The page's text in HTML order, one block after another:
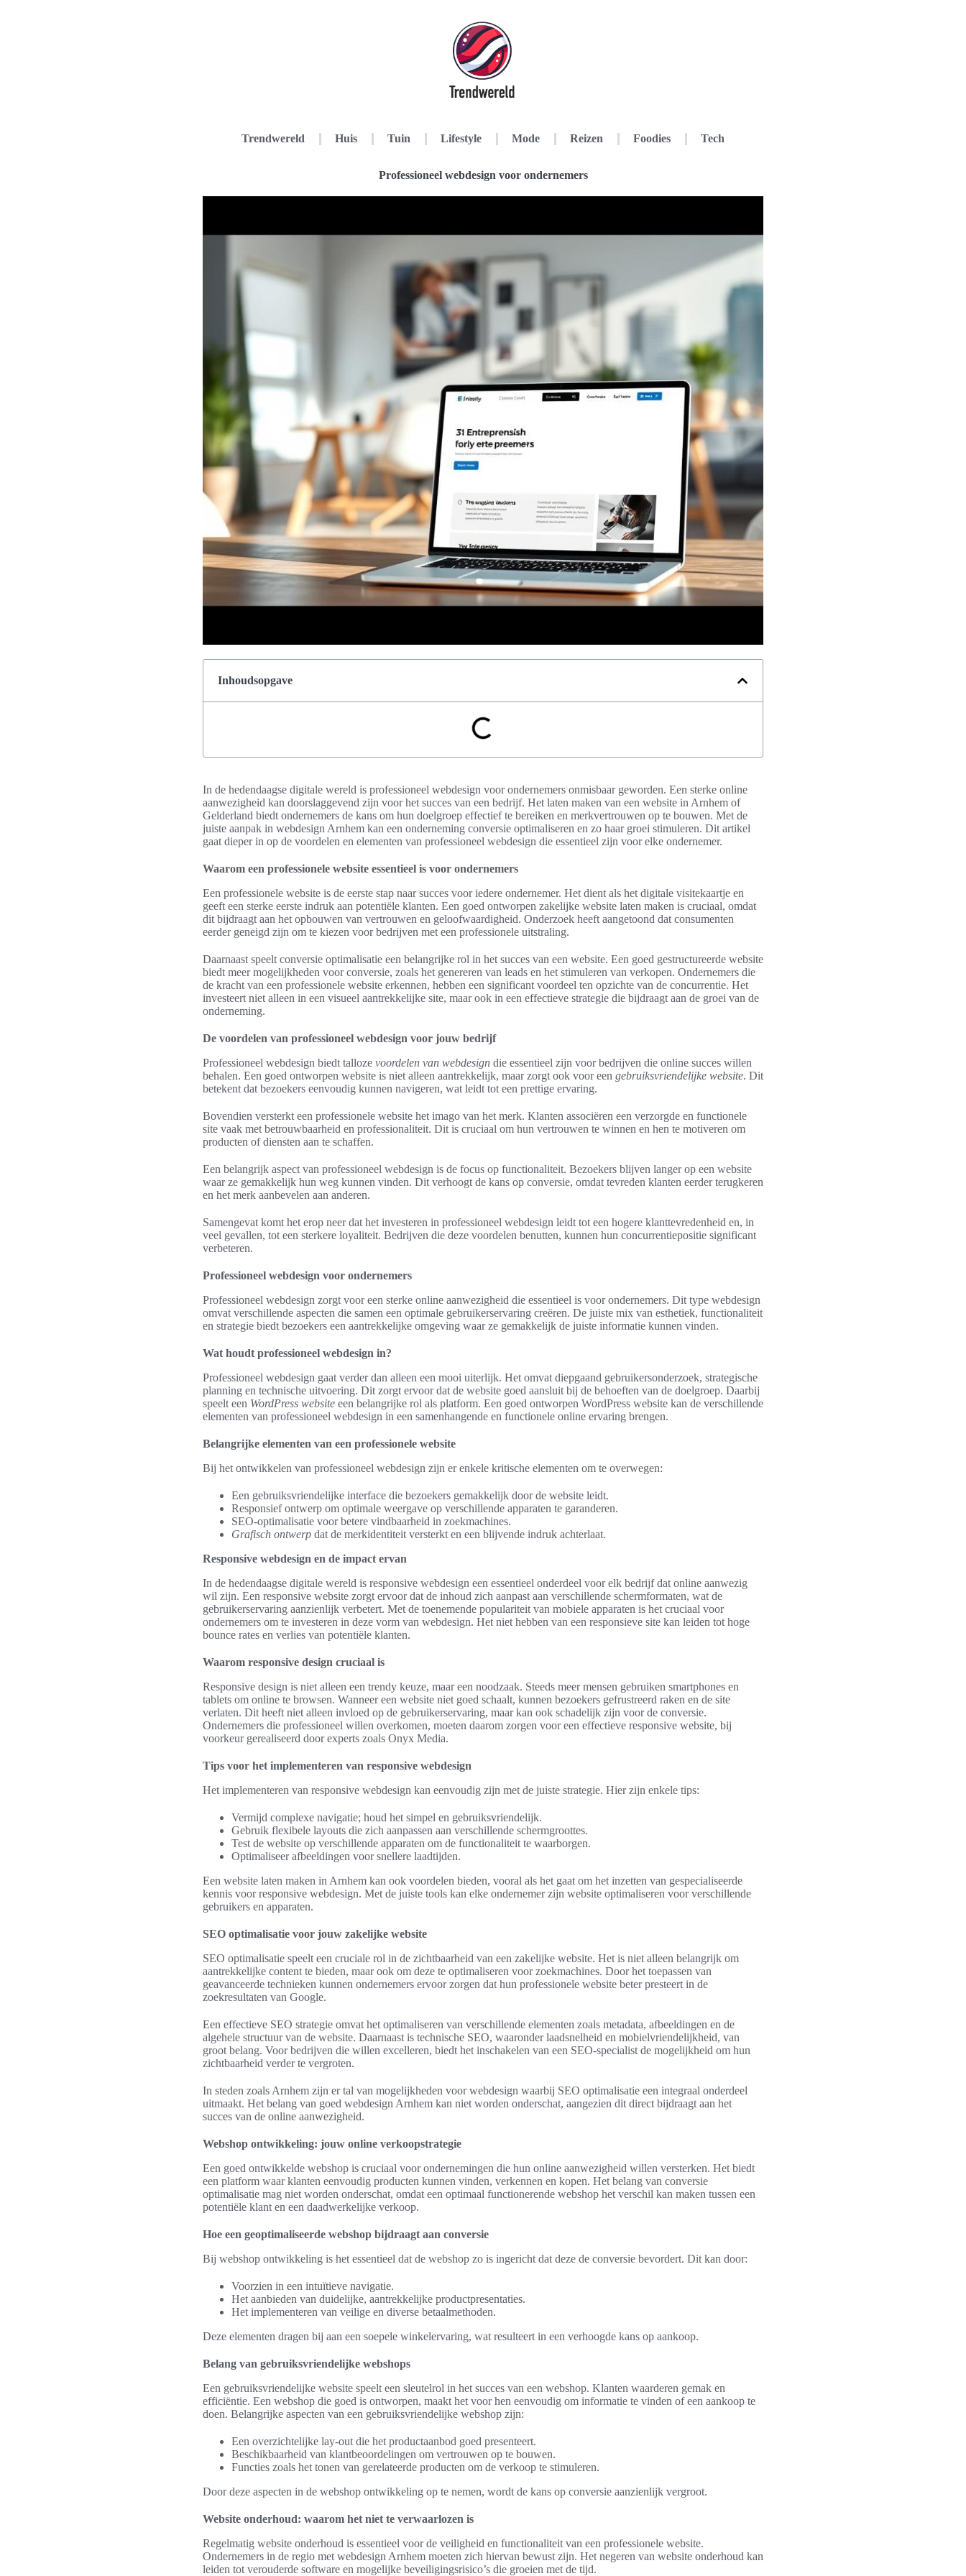
Trendwereld Huis Tuin Lifestyle Mode Reizen Foodies Tech
Professioneel webdesign voor ondernemers
Inhoudsopgave
In de hedendaagse digitale wereld is professioneel webdesign voor ondernemers onmisbaar geworden. Een sterke online
aanwezigheid kan doorslaggevend zijn voor het succes van een bedrijf. Het laten maken van een website in Arnhem of
Gelderland biedt ondernemers de kans om hun doelgroep effectief te bereiken en merkvertrouwen op te bouwen. Met de
juiste aanpak in webdesign Arnhem kan een onderneming conversie optimaliseren en zo haar groei stimuleren. Dit artikel
gaat dieper in op de voordelen en elementen van professioneel webdesign die essentieel zijn voor elke ondernemer.
Waarom een professionele website essentieel is voor ondernemers
Een professionele website is de eerste stap naar succes voor iedere ondernemer. Het dient als het digitale visitekaartje en
geeft een sterke eerste indruk aan potentiële klanten. Een goed ontworpen zakelijke website laten maken is cruciaal, omdat
dit bijdraagt aan het opbouwen van vertrouwen en geloofwaardigheid. Onderzoek heeft aangetoond dat consumenten
eerder geneigd zijn om te kiezen voor bedrijven met een professionele uitstraling.
Daarnaast speelt conversie optimalisatie een belangrijke rol in het succes van een website. Een goed gestructureerde website
biedt meer mogelijkheden voor conversie, zoals het genereren van leads en het stimuleren van verkopen. Ondernemers die
de kracht van een professionele website erkennen, hebben een significant voordeel ten opzichte van de concurrentie. Het
investeert niet alleen in een visueel aantrekkelijke site, maar ook in een effectieve strategie die bijdraagt aan de groei van de
onderneming.
De voordelen van professioneel webdesign voor jouw bedrijf
Professioneel webdesign biedt talloze voordelen van webdesign die essentieel zijn voor bedrijven die online succes willen
behalen. Een goed ontworpen website is niet alleen aantrekkelijk, maar zorgt ook voor een gebruiksvriendelijke website. Dit
betekent dat bezoekers eenvoudig kunnen navigeren, wat leidt tot een prettige ervaring.
Bovendien versterkt een professionele website het imago van het merk. Klanten associëren een verzorgde en functionele
site vaak met betrouwbaarheid en professionaliteit. Dit is cruciaal om hun vertrouwen te winnen en hen te motiveren om
producten of diensten aan te schaffen.
Een belangrijk aspect van professioneel webdesign is de focus op functionaliteit. Bezoekers blijven langer op een website
waar ze gemakkelijk hun weg kunnen vinden. Dit verhoogt de kans op conversie, omdat tevreden klanten eerder terugkeren
en het merk aanbevelen aan anderen.
Samengevat komt het erop neer dat het investeren in professioneel webdesign leidt tot een hogere klanttevredenheid en, in
veel gevallen, tot een sterkere loyaliteit. Bedrijven die deze voordelen benutten, kunnen hun concurrentiepositie significant
verbeteren.
Professioneel webdesign voor ondernemers
Professioneel webdesign zorgt voor een sterke online aanwezigheid die essentieel is voor ondernemers. Dit type webdesign
omvat verschillende aspecten die samen een optimale gebruikerservaring creëren. De juiste mix van esthetiek, functionaliteit
en strategie biedt bezoekers een aantrekkelijke omgeving waar ze gemakkelijk de juiste informatie kunnen vinden.
Wat houdt professioneel webdesign in?
Professioneel webdesign gaat verder dan alleen een mooi uiterlijk. Het omvat diepgaand gebruikersonderzoek, strategische
planning en technische uitvoering. Dit zorgt ervoor dat de website goed aansluit bij de behoeften van de doelgroep. Daarbij
speelt een WordPress website een belangrijke rol als platform. Een goed ontworpen WordPress website kan de verschillende
elementen van professioneel webdesign in een samenhangende en functionele online ervaring brengen.
Belangrijke elementen van een professionele website
Bij het ontwikkelen van professioneel webdesign zijn er enkele kritische elementen om te overwegen:
Een gebruiksvriendelijke interface die bezoekers gemakkelijk door de website leidt.
Responsief ontwerp om optimale weergave op verschillende apparaten te garanderen.
SEO-optimalisatie voor betere vindbaarheid in zoekmachines.
Grafisch ontwerp dat de merkidentiteit versterkt en een blijvende indruk achterlaat.
Responsive webdesign en de impact ervan
In de hedendaagse digitale wereld is responsive webdesign een essentieel onderdeel voor elk bedrijf dat online aanwezig
wil zijn. Een responsive website zorgt ervoor dat de inhoud zich aanpast aan verschillende schermformaten, wat de
gebruikerservaring aanzienlijk verbetert. Met de toenemende populariteit van mobiele apparaten is het cruciaal voor
ondernemers om te investeren in deze vorm van webdesign. Het niet hebben van een responsieve site kan leiden tot hoge
bounce rates en verlies van potentiële klanten.
Waarom responsive design cruciaal is
Responsive design is niet alleen een trendy keuze, maar een noodzaak. Steeds meer mensen gebruiken smartphones en
tablets om online te browsen. Wanneer een website niet goed schaalt, kunnen bezoekers gefrustreerd raken en de site
verlaten. Dit heeft niet alleen invloed op de gebruikerservaring, maar kan ook schadelijk zijn voor de conversie.
Ondernemers die professioneel willen overkomen, moeten daarom zorgen voor een effectieve responsive website, bij
voorkeur gerealiseerd door experts zoals Onyx Media.
Tips voor het implementeren van responsive webdesign
Het implementeren van responsive webdesign kan eenvoudig zijn met de juiste strategie. Hier zijn enkele tips:
Vermijd complexe navigatie; houd het simpel en gebruiksvriendelijk.
Gebruik flexibele layouts die zich aanpassen aan verschillende schermgroottes.
Test de website op verschillende apparaten om de functionaliteit te waarborgen.
Optimaliseer afbeeldingen voor snellere laadtijden.
Een website laten maken in Arnhem kan ook voordelen bieden, vooral als het gaat om het inzetten van gespecialiseerde
kennis voor responsive webdesign. Met de juiste tools kan elke ondernemer zijn website optimaliseren voor verschillende
gebruikers en apparaten.
SEO optimalisatie voor jouw zakelijke website
SEO optimalisatie speelt een cruciale rol in de zichtbaarheid van een zakelijke website. Het is niet alleen belangrijk om
aantrekkelijke content te bieden, maar ook om deze te optimaliseren voor zoekmachines. Door het toepassen van
geavanceerde technieken kunnen ondernemers ervoor zorgen dat hun professionele website beter presteert in de
zoekresultaten van Google.
Een effectieve SEO strategie omvat het optimaliseren van verschillende elementen zoals metadata, afbeeldingen en de
algehele structuur van de website. Daarnaast is technische SEO, waaronder laadsnelheid en mobielvriendelijkheid, van
groot belang. Voor bedrijven die willen excelleren, biedt het inschakelen van een SEO-specialist de mogelijkheid om hun
zichtbaarheid verder te vergroten.
In steden zoals Arnhem zijn er tal van mogelijkheden voor webdesign waarbij SEO optimalisatie een integraal onderdeel
uitmaakt. Het belang van goed webdesign Arnhem kan niet worden onderschat, aangezien dit direct bijdraagt aan het
succes van de online aanwezigheid.
Webshop ontwikkeling: jouw online verkoopstrategie
Een goed ontwikkelde webshop is cruciaal voor ondernemingen die hun online aanwezigheid willen versterken. Het biedt
een platform waar klanten eenvoudig producten kunnen vinden, verkennen en kopen. Het belang van conversie
optimalisatie mag niet worden onderschat, omdat een optimaal functionerende webshop het verschil kan maken tussen een
potentiële klant en een daadwerkelijke verkoop.
Hoe een geoptimaliseerde webshop bijdraagt aan conversie
Bij webshop ontwikkeling is het essentieel dat de webshop zo is ingericht dat deze de conversie bevordert. Dit kan door:
Voorzien in een intuïtieve navigatie.
Het aanbieden van duidelijke, aantrekkelijke productpresentaties.
Het implementeren van veilige en diverse betaalmethoden.
Deze elementen dragen bij aan een soepele winkelervaring, wat resulteert in een verhoogde kans op aankoop.
Belang van gebruiksvriendelijke webshops
Een gebruiksvriendelijke website speelt een sleutelrol in het succes van een webshop. Klanten waarderen gemak en
efficiëntie. Een webshop die goed is ontworpen, maakt het voor hen eenvoudig om informatie te vinden of een aankoop te
doen. Belangrijke aspecten van een gebruiksvriendelijke webshop zijn:
Een overzichtelijke lay-out die het productaanbod goed presenteert.
Beschikbaarheid van klantbeoordelingen om vertrouwen op te bouwen.
Functies zoals het tonen van gerelateerde producten om de verkoop te stimuleren.
Door deze aspecten in de webshop ontwikkeling op te nemen, wordt de kans op conversie aanzienlijk vergroot.
Website onderhoud: waarom het niet te verwaarlozen is
Regelmatig website onderhoud is essentieel voor de veiligheid en functionaliteit van een professionele website.
Ondernemers in de regio met webdesign Arnhem moeten zich hiervan bewust zijn. Het negeren van website onderhoud kan
leiden tot verouderde software en mogelijke beveiligingsrisico’s die groeien met de tijd.